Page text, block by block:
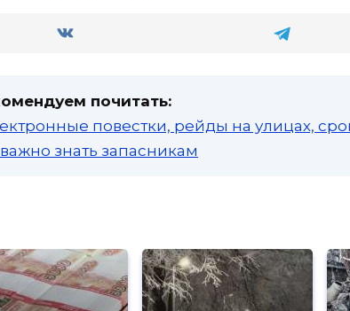
почитать:
повестки, рейды на улицах,
знать запасникам